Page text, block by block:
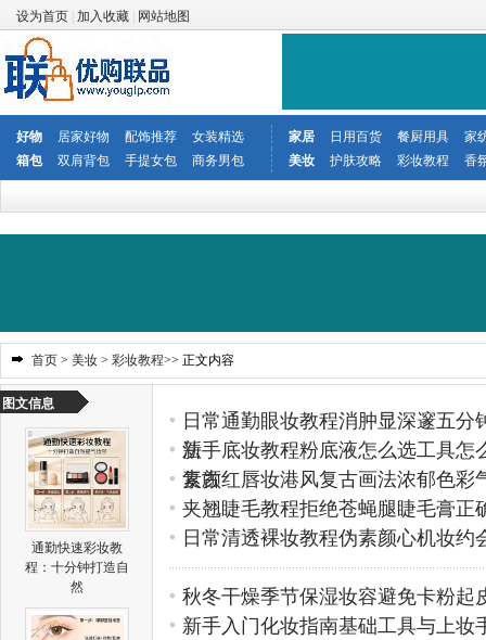
设为首页 加入收藏 网站地图
好物 居家好物 配饰推荐 女装精选 家居 日用百货 餐厨用具
家
箱包
双肩背包 手提女包 商务男包 美妆 护肤攻略 彩妆教程 香
首页 > 美妆 > 彩妆教程>> 正文内容
图文信息
通勤快速彩妆教
程：十分钟打造自
然
日常通勤眼妆教程消肿显深邃五分
法
新手底妆教程粉底液怎么选工具怎
素颜
复古红唇妆港风复古画法浓郁色彩
夹翘睫毛教程拒绝苍蝇腿睫毛膏正
日常清透裸妆教程伪素颜心机妆约
秋冬干燥季节保湿妆容避免卡粉起
新手入门化妆指南基础工具与上妆